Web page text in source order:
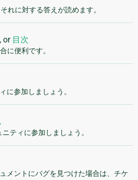
れに対する答えが読めます。
, or 目次
に便利です。
に参加しましょう。
ティに参加しましょう。
メントにバグを見つけた場合は、チケ